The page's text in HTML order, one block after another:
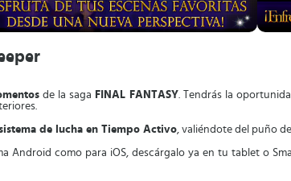
de la saga FINAL FANTASY. Tendrás la
de lucha en Tiempo Activo, valiéndote del puño
Android como para iOS, descárgalo ya en tu tablet o